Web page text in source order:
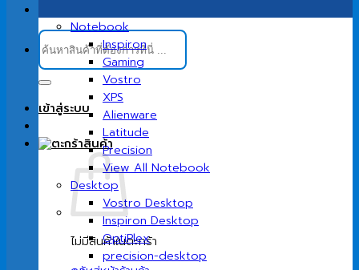
ค้นหา:
เข้าสู่ระบบ
ไม่มีสินค้าในตะกร้า
Notebook
Inspiron
Gaming
Vostro
XPS
Alienware
Latitude
Precision
View All Notebook
Desktop
Vostro Desktop
Inspiron Desktop
OptiPlex
precision-desktop